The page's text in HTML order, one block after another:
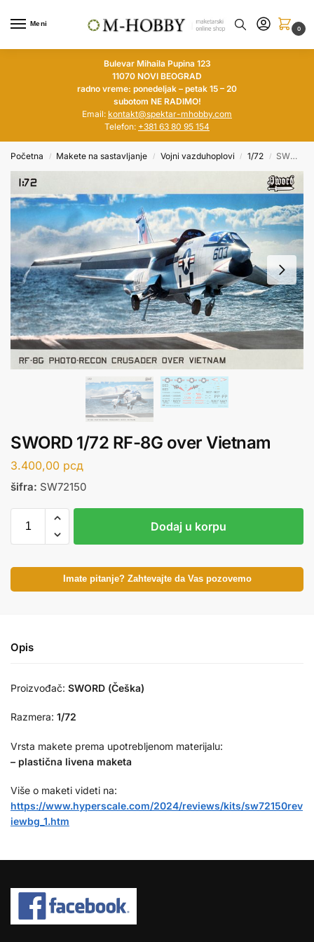
Meni
0
Bulevar Mihaila Pupina 123
11070 NOVI BEOGRAD
radno vreme: ponedeljak – petak 15 – 20
subotom NE RADIMO!
Email: kontakt@spektar-mhobby.com
Telefon: +381 63 80 95 154
Početna / Makete na sastavljanje / Vojni vazduhoplovi / 1/72 / SWORD 1/72 RF-8G over Vietnam
SWORD 1/72 RF-8G over Vietnam
3.400,00 рсд
šifra: SW72150
Dodaj u korpu
Imate pitanje? Zahtevajte da Vas pozovemo
Opis
Proizvođač: SWORD (Češka)
Razmera: 1/72
Vrsta makete prema upotrebljenom materijalu:
– plastična livena maketa
Više o maketi videti na:
https://www.hyperscale.com/2024/reviews/kits/sw72150rev
iewbg_1.htm